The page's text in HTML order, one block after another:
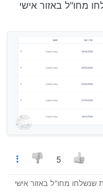
הכל, מי החברה, האם
מחו"ל באזור אישי
5
שנשלחו מחו"ל באזור אישי